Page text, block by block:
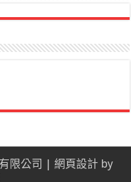
限公司 | 網頁設計by